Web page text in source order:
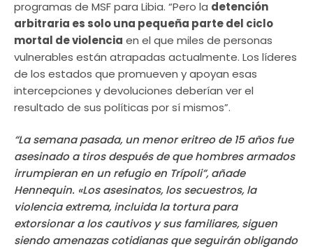
programas de MSF para Libia. “Pero la detención
arbitraria es solo una pequeña parte del ciclo
mortal de violencia en el que miles de personas
vulnerables están atrapadas actualmente. Los líderes
de los estados que promueven y apoyan esas
intercepciones y devoluciones deberían ver el
resultado de sus políticas por sí mismos”.
“La semana pasada, un menor eritreo de 15 años fue
asesinado a tiros después de que hombres armados
irrumpieran en un refugio en Trípoli”, añade
Hennequin. «Los asesinatos, los secuestros, la
violencia extrema, incluida la tortura para
extorsionar a los cautivos y sus familiares, siguen
siendo amenazas cotidianas que seguirán obligando